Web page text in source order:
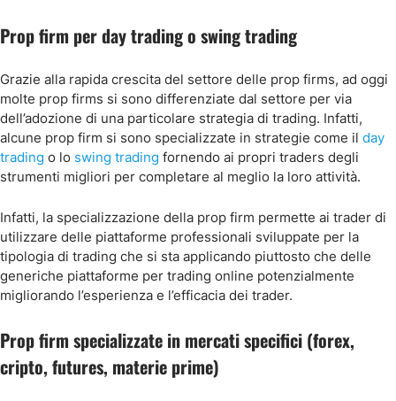
Prop firm per day trading o swing trading
Grazie alla rapida crescita del settore delle prop firms, ad oggi
molte prop firms si sono differenziate dal settore per via
dell’adozione di una particolare strategia di trading. Infatti,
alcune prop firm si sono specializzate in strategie come il day
trading o lo swing trading fornendo ai propri traders degli
strumenti migliori per completare al meglio la loro attività.
Infatti, la specializzazione della prop firm permette ai trader di
utilizzare delle piattaforme professionali sviluppate per la
tipologia di trading che si sta applicando piuttosto che delle
generiche piattaforme per trading online potenzialmente
migliorando l’esperienza e l’efficacia dei trader.
Prop firm specializzate in mercati specifici (forex,
cripto, futures, materie prime)